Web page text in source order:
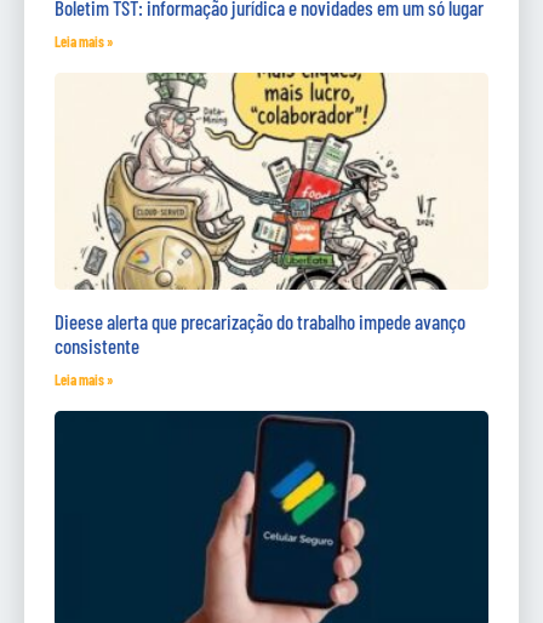
Boletim TST: informação jurídica e novidades em um só lugar
Leia mais »
Dieese alerta que precarização do trabalho impede avanço
consistente
Leia mais »